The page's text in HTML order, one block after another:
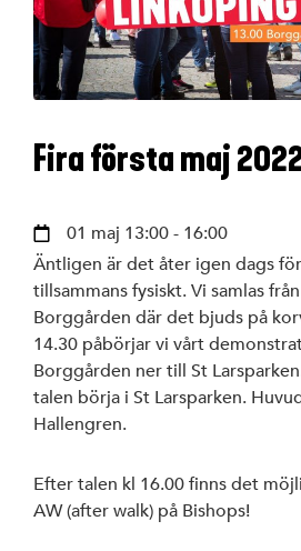
Fira första maj
01 maj 13:00 - 16:00
Äntligen är det åter igen dags
tillsammans fysiskt. Vi samlas
Borggården där det bjuds på
14.30 påbörjar vi vårt
Borggården ner till St
talen börja i St Larsparken.
Hallengren.
Efter talen kl 16.00 finns det
AW (after walk) på Bishops!